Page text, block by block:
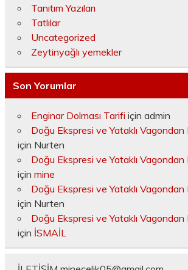
Tanıtım Yazıları
Tatlılar
Uncategorized
Zeytinyağlı yemekler
Son Yorumlar
Enginar Dolması Tarifi için admin
Doğu Ekspresi ve Yataklı
için Nurten
Doğu Ekspresi ve Yataklı
için mine
Doğu Ekspresi ve Yataklı
için Nurten
Doğu Ekspresi ve Yataklı
için İSMAİL